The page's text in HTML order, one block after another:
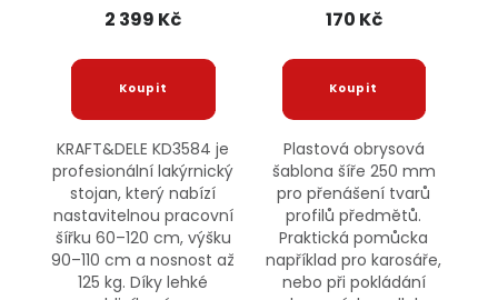
2 399 Kč
KRAFT&DELE KD3584 je
profesionální lakýrnický
stojan, který nabízí
nastavitelnou pracovní
šířku 60–120 cm, výšku
90–110 cm a nosnost až
125 kg. Díky lehké
170 Kč
Plastová obrysová
šablona šíře 250 mm
pro přenášení tvarů
profilů předmětů.
Praktická pomůcka
například pro karosáře,
nebo při pokládání